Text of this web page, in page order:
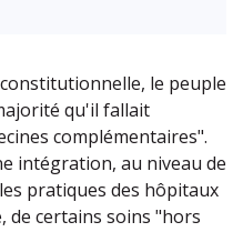
le peuple
qu'il fallait
complémentaires".
intégration, au niveau de
pratiques des hôpitaux
de certains soins "hors